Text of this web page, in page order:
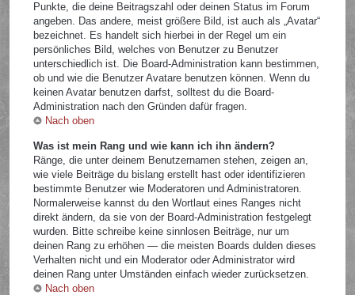
Punkte, die deine Beitragszahl oder deinen Status im Forum
angeben. Das andere, meist größere Bild, ist auch als „Avatar“
bezeichnet. Es handelt sich hierbei in der Regel um ein
persönliches Bild, welches von Benutzer zu Benutzer
unterschiedlich ist. Die Board-Administration kann bestimmen,
ob und wie die Benutzer Avatare benutzen können. Wenn du
keinen Avatar benutzen darfst, solltest du die Board-
Administration nach den Gründen dafür fragen.
Nach oben
Was ist mein Rang und wie kann ich ihn ändern?
Ränge, die unter deinem Benutzernamen stehen, zeigen an,
wie viele Beiträge du bislang erstellt hast oder identifizieren
bestimmte Benutzer wie Moderatoren und Administratoren.
Normalerweise kannst du den Wortlaut eines Ranges nicht
direkt ändern, da sie von der Board-Administration festgelegt
wurden. Bitte schreibe keine sinnlosen Beiträge, nur um
deinen Rang zu erhöhen — die meisten Boards dulden dieses
Verhalten nicht und ein Moderator oder Administrator wird
deinen Rang unter Umständen einfach wieder zurücksetzen.
Nach oben